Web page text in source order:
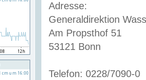
Adresse:
Generaldirektion
Am Propsthof 51
53121 Bonn
Telefon: 0228/7090-0